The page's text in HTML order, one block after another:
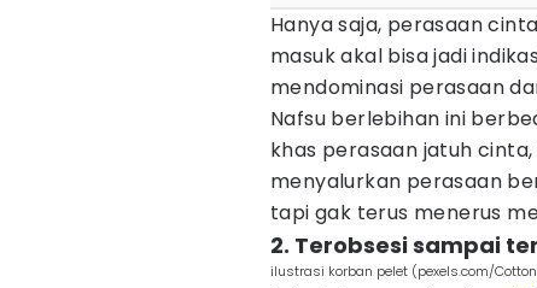
Hanya saja, perasaan
masuk akal bisa jadi
mendominasi perasaan
Nafsu berlebihan ini
khas perasaan jatuh
menyalurkan perasaan
tapi gak terus menerus
2. Terobsesi sampai
ilustrasi korban pelet (pexels.com/